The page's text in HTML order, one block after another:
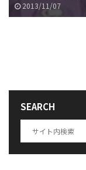
2013/11/07
SEARCH